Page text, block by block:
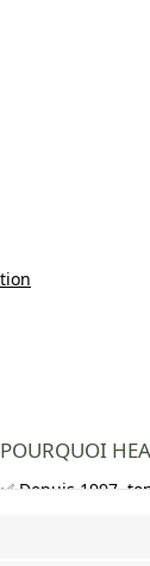
POURQUOI
✅ Depuis 1997,